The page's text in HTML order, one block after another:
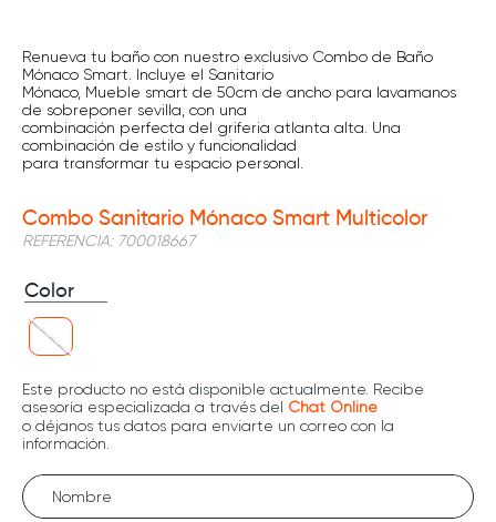
Renueva tu baño con nuestro exclusivo Combo de Baño
Mónaco Smart. Incluye el Sanitario
Mónaco, Mueble smart de 50cm de ancho para lavamanos
de sobreponer sevilla, con una
combinación perfecta del griferia atlanta alta. Una
combinación de estilo y funcionalidad
para transformar tu espacio personal.
Combo Sanitario Mónaco Smart Multicolor
REFERENCIA: 700018667
Color